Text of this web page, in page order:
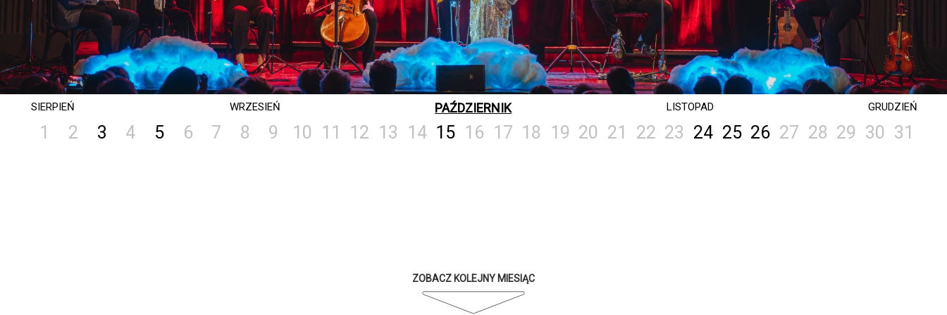
SIERPIEŃ WRZESIEŃ PAŹDZIERNIK LISTOPAD GRUDZIEŃ
1 2 3 4 5 6 7 8 9 10 11 12 13 14 15 16 17 18 19 20 21 22 23 24 25 26 27 28 29 30 31
ZOBACZ KOLEJNY MIESIĄC